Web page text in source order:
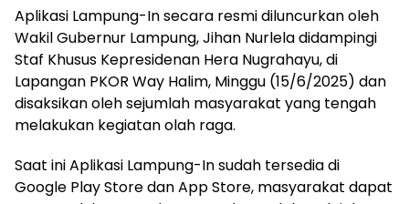
Aplikasi Lampung-In secara resmi diluncurkan oleh
Wakil Gubernur Lampung, Jihan Nurlela didampingi
Staf Khusus Kepresidenan Hera Nugrahayu, di
Lapangan PKOR Way Halim, Minggu (15/6/2025) dan
disaksikan oleh sejumlah masyarakat yang tengah
melakukan kegiatan olah raga.
Saat ini Aplikasi Lampung-In sudah tersedia di
Google Play Store dan App Store, masyarakat dapat